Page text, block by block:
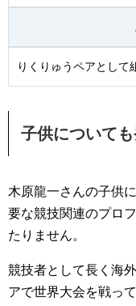
りくりゅうペアとして
子供について
木原龍一さんの子供
要な競技関連のプロ
たりません。
競技者として長く海
アで世界大会を戦っ